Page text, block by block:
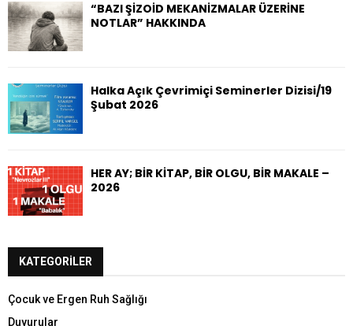
“BAZI ŞİZOİD MEKANİZMALAR ÜZERİNE
NOTLAR” HAKKINDA
Halka Açık Çevrimiçi Seminerler Dizisi/19
Şubat 2026
HER AY; BİR KİTAP, BİR OLGU, BİR MAKALE –
2026
KATEGORILER
Çocuk ve Ergen Ruh Sağlığı
Duyurular